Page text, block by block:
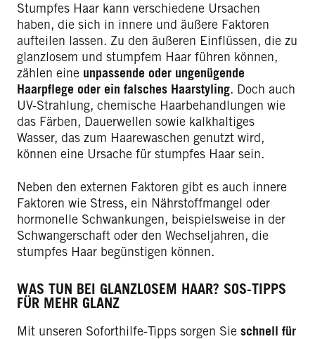
Stumpfes Haar kann verschiedene Ursachen
haben, die sich in innere und äußere Faktoren
aufteilen lassen. Zu den äußeren Einflüssen, die zu
glanzlosem und stumpfem Haar führen können,
zählen eine unpassende oder ungenügende
Haarpflege oder ein falsches Haarstyling. Doch auch
UV-Strahlung, chemische Haarbehandlungen wie
das Färben, Dauerwellen sowie kalkhaltiges
Wasser, das zum Haarewaschen genutzt wird,
können eine Ursache für stumpfes Haar sein.
Neben den externen Faktoren gibt es auch innere
Faktoren wie Stress, ein Nährstoffmangel oder
hormonelle Schwankungen, beispielsweise in der
Schwangerschaft oder den Wechseljahren, die
stumpfes Haar begünstigen können.
WAS TUN BEI GLANZLOSEM HAAR? SOS-TIPPS
FÜR MEHR GLANZ
Mit unseren Soforthilfe-Tipps sorgen Sie schnell für